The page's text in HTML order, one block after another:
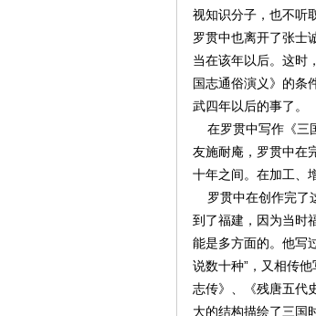
视知识分子，也不听
罗贯中也离开了张士
当在该年以后。这时
国志通俗演义》的条
武四年以后的事了。
在罗贯中写作《三
友施耐庵，罗贯中在
十年之间。在加工、
罗贯中在创作完了
到了福建，因为当时
能是多方面的。他写
说数十种”，又相传
志传》、《残唐五代
大的结构描绘了三国